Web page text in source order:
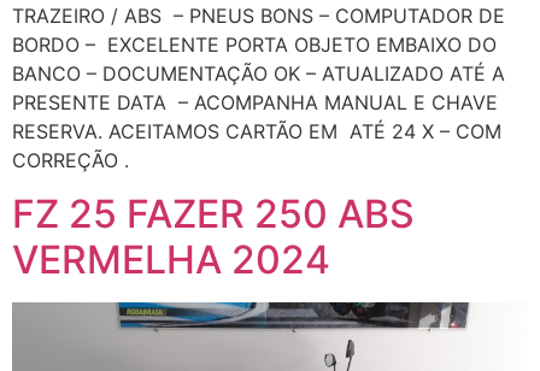
TRAZEIRO / ABS – PNEUS BONS – COMPUTADOR DE
BORDO – EXCELENTE PORTA OBJETO EMBAIXO DO
BANCO – DOCUMENTAÇÃO OK – ATUALIZADO ATÉ A
PRESENTE DATA – ACOMPANHA MANUAL E CHAVE
RESERVA. ACEITAMOS CARTÃO EM ATÉ 24 X – COM
CORREÇÃO .
FZ 25 FAZER 250 ABS
VERMELHA 2024